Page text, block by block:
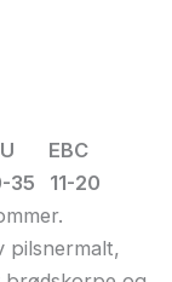
35 11-20
pilsnermalt,